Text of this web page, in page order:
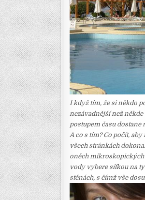
I když tím, že si někdo
nezávadnější než
postupem času
A co s tím? Co počít,
všech stránkách
oněch mikroskopických
vody vybere síťkou na
stěnách, s čímž vše